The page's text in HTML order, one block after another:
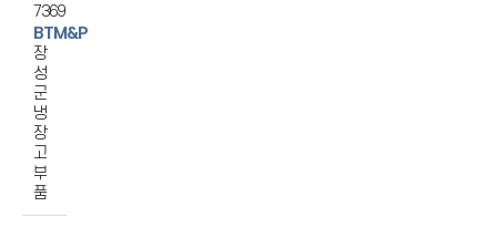
7369
BTM&P
장
성
군
냉
장
고
부
품